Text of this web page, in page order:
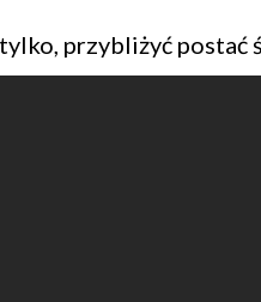
przybliżyć postać